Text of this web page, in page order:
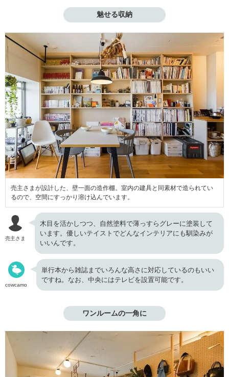
魅せる収納
売主さまが設計した、壁一面の造作棚。室内の建具と同素材で造られてい
るので、空間にすっかり溶け込んでいます。
売主さま
木目を活かしつつ、自然塗料で薄っすらグレーに塗装して
います。優しいテイストでどんなインテリアにも馴染みが
いいんです。
cowcamo
単行本から雑誌までいろんな高さに対応しているのもいい
ですね。なお、中央にはテレビを設置可能です。
ワンルームの一角に